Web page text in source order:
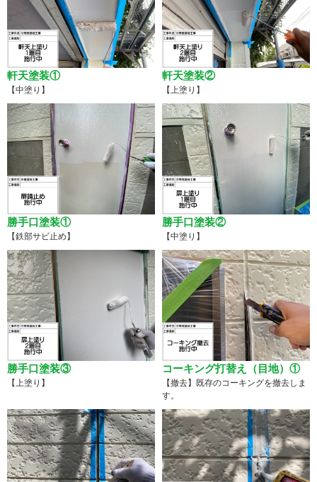
軒天塗装①
【中塗り】
軒天塗装②
【上塗り】
勝手口塗装①
【鉄部サビ止め】
勝手口塗装②
【中塗り】
勝手口塗装③
【上塗り】
コーキング打替え（目地）①
【撤去】既存のコーキングを撤去しま
す。